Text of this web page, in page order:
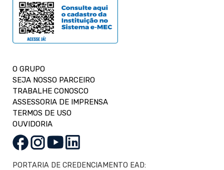
O GRUPO
SEJA NOSSO PARCEIRO
TRABALHE CONOSCO
ASSESSORIA DE IMPRENSA
TERMOS DE USO
OUVIDORIA
PORTARIA DE CREDENCIAMENTO EAD: